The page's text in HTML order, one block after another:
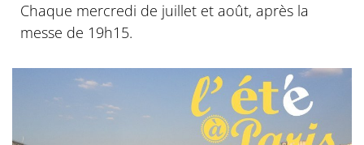
Chaque mercredi de juillet et août, après la
messe de 19h15.